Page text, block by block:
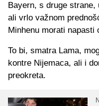
Bayern, s druge
ali vrlo važnom
Minhenu morati napasti
To bi, smatra Lama,
kontre Nijemaca, ali i
preokreta.